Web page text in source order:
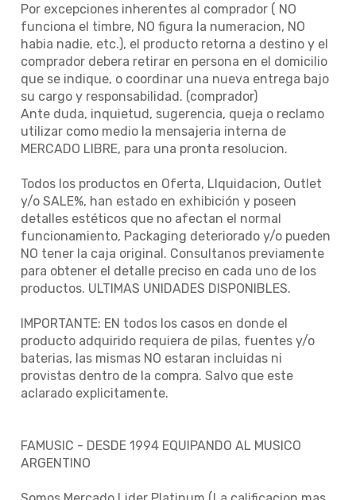
Por excepciones inherentes al comprador ( NO
funciona el timbre, NO figura la numeracion, NO
habia nadie, etc.), el producto retorna a destino y el
comprador debera retirar en persona en el domicilio
que se indique, o coordinar una nueva entrega bajo
su cargo y responsabilidad. (comprador)
Ante duda, inquietud, sugerencia, queja o reclamo
utilizar como medio la mensajeria interna de
MERCADO LIBRE, para una pronta resolucion.
Todos los productos en Oferta, LIquidacion, Outlet
y/o SALE%, han estado en exhibición y poseen
detalles estéticos que no afectan el normal
funcionamiento, Packaging deteriorado y/o pueden
NO tener la caja original. Consultanos previamente
para obtener el detalle preciso en cada uno de los
productos. ULTIMAS UNIDADES DISPONIBLES.
IMPORTANTE: EN todos los casos en donde el
producto adquirido requiera de pilas, fuentes y/o
baterias, las mismas NO estaran incluidas ni
provistas dentro de la compra. Salvo que este
aclarado explicitamente.
FAMUSIC - DESDE 1994 EQUIPANDO AL MUSICO
ARGENTINO